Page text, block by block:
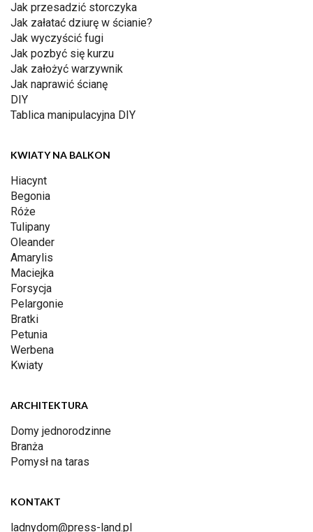
Jak przesadzić storczyka
Jak załatać dziurę w ścianie?
Jak wyczyścić fugi
Jak pozbyć się kurzu
Jak założyć warzywnik
Jak naprawić ścianę
DIY
Tablica manipulacyjna DIY
KWIATY NA BALKON
Hiacynt
Begonia
Róże
Tulipany
Oleander
Amarylis
Maciejka
Forsycja
Pelargonie
Bratki
Petunia
Werbena
Kwiaty
ARCHITEKTURA
Domy jednorodzinne
Branża
Pomysł na taras
KONTAKT
ladnydom@press-land.pl